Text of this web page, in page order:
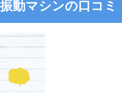
動マシンの口コミ